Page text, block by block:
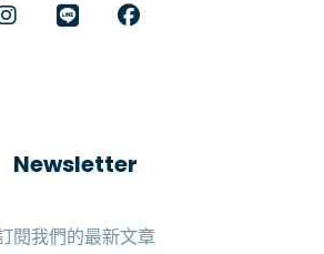
Newsletter
閱我們的最新文章